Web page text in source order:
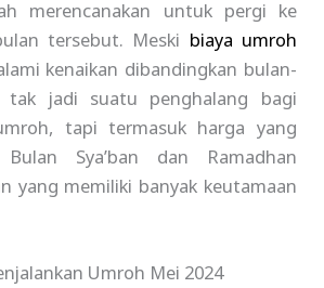
merencanakan untuk pergi ke
tersebut. Meski biaya umroh
kenaikan dibandingkan bulan-
tak jadi suatu penghalang bagi
tapi termasuk harga yang
Sya’ban dan Ramadhan
yang memiliki banyak keutamaan
Umroh Mei 2024